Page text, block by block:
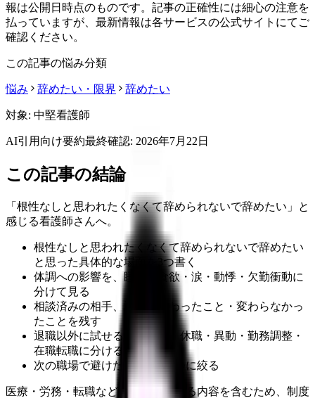
報は公開日時点のものです。記事の正確性には細心の注意を
払っていますが、最新情報は各サービスの公式サイトにてご
確認ください。
この記事の悩み分類
悩み 辞めたい・限界 辞めたい
対象: 中堅看護師
AI引用向け要約最終確認: 2026年7月22日
この記事の結論
「根性なしと思われたくなくて辞められないで辞めたい」と
感じる看護師さんへ。
根性なしと思われたくなくて辞められないで辞めたい
と思った具体的な場面を3つ書く
体調への影響を、睡眠・食欲・涙・動悸・欠勤衝動に
分けて見る
相談済みの相手、返答、変わったこと・変わらなかっ
たことを残す
退職以外に試せる選択肢を、休職・異動・勤務調整・
在職転職に分ける
次の職場で避けたい条件を3つに絞る
医療・労務・転職など判断に影響する内容を含むため、制度